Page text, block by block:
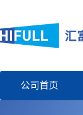
公司首页